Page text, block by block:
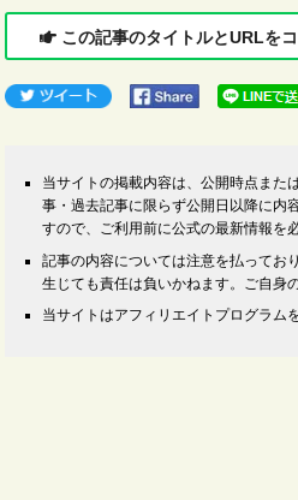
この記事のタイトルとURLを
当サイトの掲載内容は、公開時点また
事・過去記事に限らず公開日以降に内
すので、ご利用前に公式の最新情報を
記事の内容については注意を払ってお
生じても責任は負いかねます。ご自身
当サイトはアフィリエイトプログラム